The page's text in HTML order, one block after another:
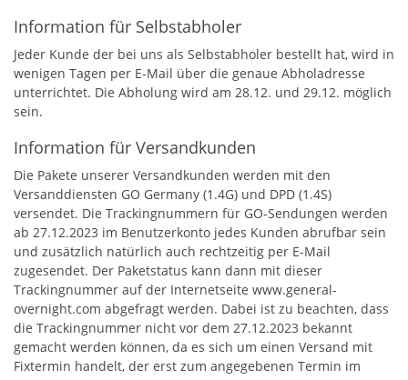
Information für Selbstabholer
Jeder Kunde der bei uns als Selbstabholer bestellt hat, wird in
wenigen Tagen per E-Mail über die genaue Abholadresse
unterrichtet. Die Abholung wird am 28.12. und 29.12. möglich
sein.
Information für Versandkunden
Die Pakete unserer Versandkunden werden mit den
Versanddiensten GO Germany (1.4G) und DPD (1.4S)
versendet. Die Trackingnummern für GO-Sendungen werden
ab 27.12.2023 im Benutzerkonto jedes Kunden abrufbar sein
und zusätzlich natürlich auch rechtzeitig per E-Mail
zugesendet. Der Paketstatus kann dann mit dieser
Trackingnummer auf der Internetseite www.general-
overnight.com abgefragt werden. Dabei ist zu beachten, dass
die Trackingnummer nicht vor dem 27.12.2023 bekannt
gemacht werden können, da es sich um einen Versand mit
Fixtermin handelt, der erst zum angegebenen Termin im